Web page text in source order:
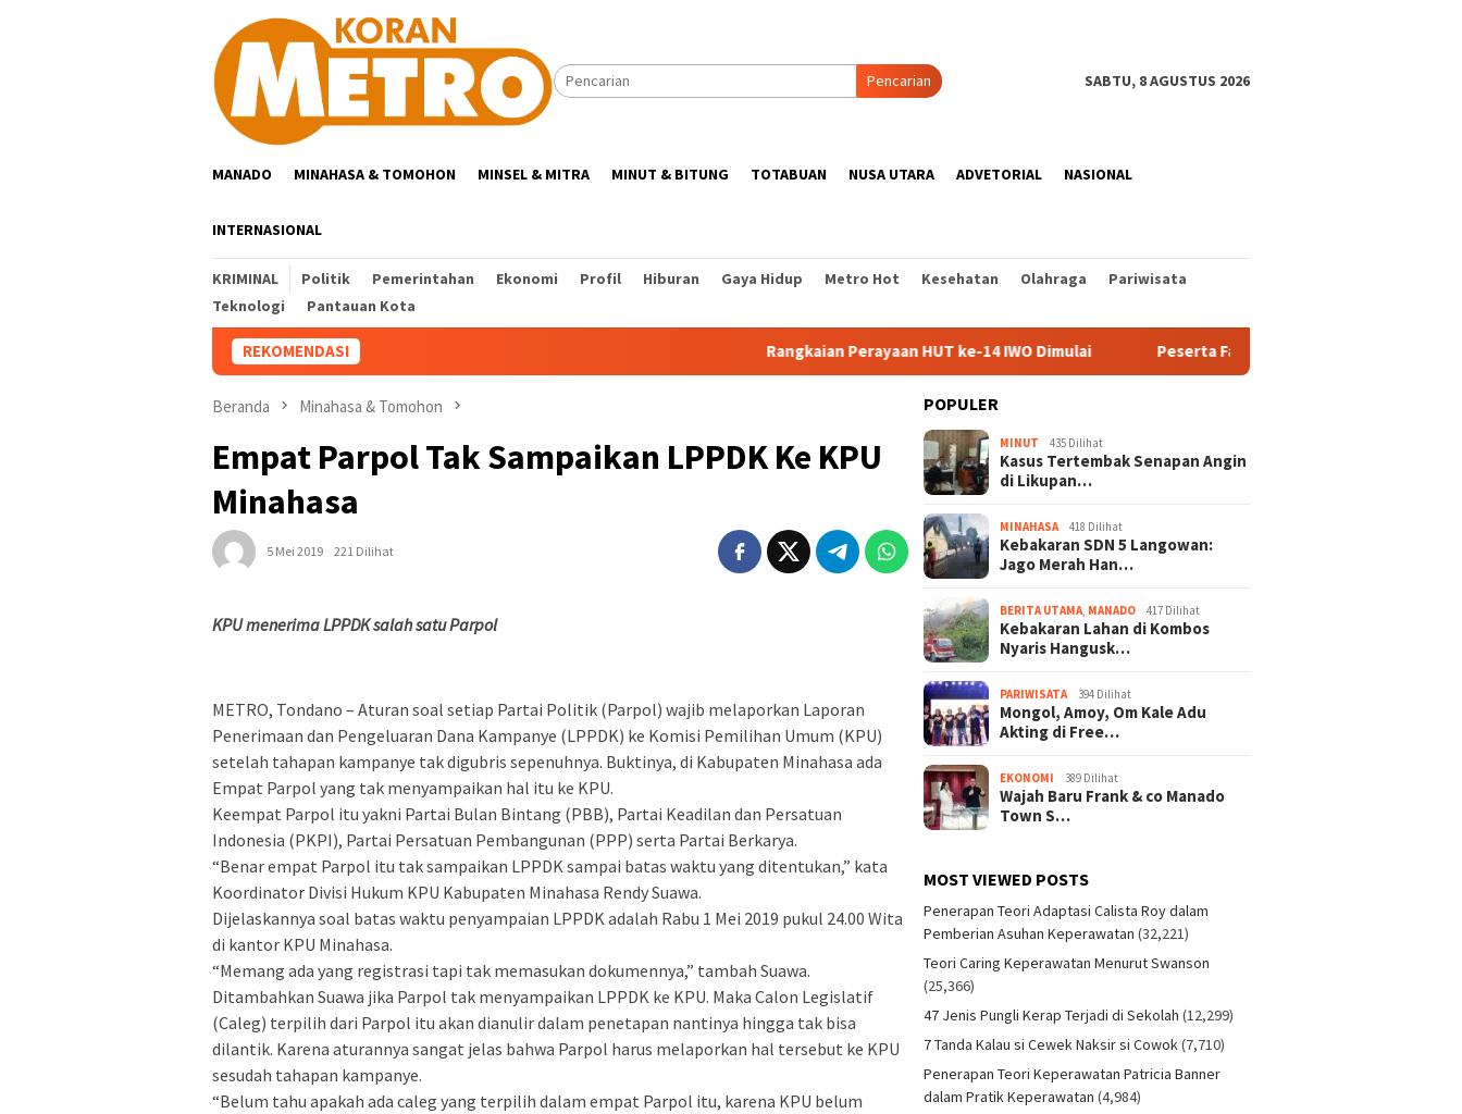
Pencarian
SABTU, 8 AGUSTUS 2026
MANADO MINAHASA & TOMOHON MINSEL & MITRA MINUT & BITUNG TOTABUAN NUSA UTARA ADVETORIAL NASIONAL
INTERNASIONAL
KRIMINAL Politik Pemerintahan Ekonomi Profil Hiburan Gaya Hidup Metro Hot Kesehatan Olahraga
Pariwisata
Teknologi
Pantauan Kota
REKOMENDASI Rangkaian Perayaan HUT ke-14 IWO Dimulai Peserta Family Day Fun Walk Manado Tukar
Beranda Minahasa & Tomohon
Empat Parpol Tak Sampaikan LPPDK Ke KPU
Minahasa
5 Mei 2019 221 Dilihat
KPU menerima LPPDK salah satu Parpol
METRO, Tondano – Aturan soal setiap Partai Politik (Parpol) wajib melaporkan Laporan
Penerimaan dan Pengeluaran Dana Kampanye (LPPDK) ke Komisi Pemilihan Umum (KPU)
setelah tahapan kampanye tak digubris sepenuhnya. Buktinya, di Kabupaten Minahasa ada
Empat Parpol yang tak menyampaikan hal itu ke KPU.
Keempat Parpol itu yakni Partai Bulan Bintang (PBB), Partai Keadilan dan Persatuan
Indonesia (PKPI), Partai Persatuan Pembangunan (PPP) serta Partai Berkarya.
“Benar empat Parpol itu tak sampaikan LPPDK sampai batas waktu yang ditentukan,” kata
Koordinator Divisi Hukum KPU Kabupaten Minahasa Rendy Suawa.
Dijelaskannya soal batas waktu penyampaian LPPDK adalah Rabu 1 Mei 2019 pukul 24.00 Wita
di kantor KPU Minahasa.
“Memang ada yang registrasi tapi tak memasukan dokumennya,” tambah Suawa.
Ditambahkan Suawa jika Parpol tak menyampaikan LPPDK ke KPU. Maka Calon Legislatif
(Caleg) terpilih dari Parpol itu akan dianulir dalam penetapan nantinya hingga tak bisa
dilantik. Karena aturannya sangat jelas bahwa Parpol harus melaporkan hal tersebut ke KPU
sesudah tahapan kampanye.
“Belum tahu apakah ada caleg yang terpilih dalam empat Parpol itu, karena KPU belum
POPULER
MINUT 435 Dilihat
Kasus Tertembak Senapan Angin
di Likupan…
MINAHASA 418 Dilihat
Kebakaran SDN 5 Langowan:
Jago Merah Han…
BERITA UTAMA, MANADO 417 Dilihat
Kebakaran Lahan di Kombos
Nyaris Hangusk…
PARIWISATA 394 Dilihat
Mongol, Amoy, Om Kale Adu
Akting di Free…
EKONOMI 389 Dilihat
Wajah Baru Frank & co Manado
Town S…
MOST VIEWED POSTS
Penerapan Teori Adaptasi Calista Roy dalam
Pemberian Asuhan Keperawatan (32,221)
Teori Caring Keperawatan Menurut Swanson
(25,366)
47 Jenis Pungli Kerap Terjadi di Sekolah (12,299)
7 Tanda Kalau si Cewek Naksir si Cowok(7,710)
Penerapan Teori Keperawatan Patricia Banner
dalam Pratik Keperawatan (4,984)